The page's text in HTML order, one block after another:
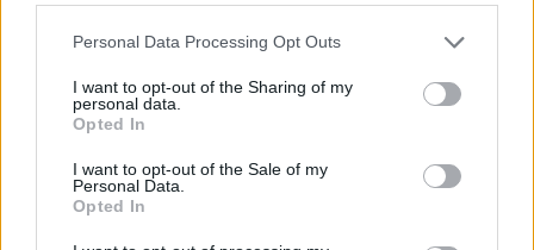
Personal Data Processing Opt Outs
I want to opt-out of the Sharing of my
personal data.
Opted In
I want to opt-out of the Sale of my
Personal Data.
Opted In
ΔΕΙΤΕ ΕΠΙΣΗΣ